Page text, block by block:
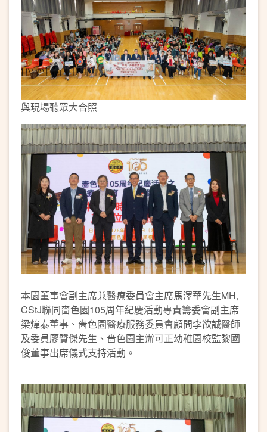
與現場聽眾大合照
本園董事會副主席兼醫療委員會主席馬澤華先生MH,
CStJ聯同嗇色園105周年紀慶活動專責籌委會副主席
梁煒泰董事、嗇色園醫療服務委員會顧問李欲誠醫師
及委員廖贊傑先生、嗇色園主辦可正幼稚園校監黎國
俊董事出席儀式支持活動。